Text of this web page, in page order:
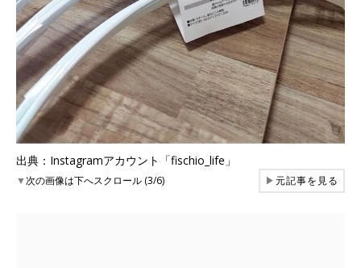
出典：Instagramアカウント「fischio_life」
▼次の画像は下へスクロール (3/6) ▶元記事を見る